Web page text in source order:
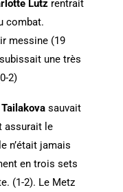
Lutzrentrait
combat.
messine (19
une très
2)
sauvait
assurait le
n’était jamais
en trois sets
(1-2). Le Metz